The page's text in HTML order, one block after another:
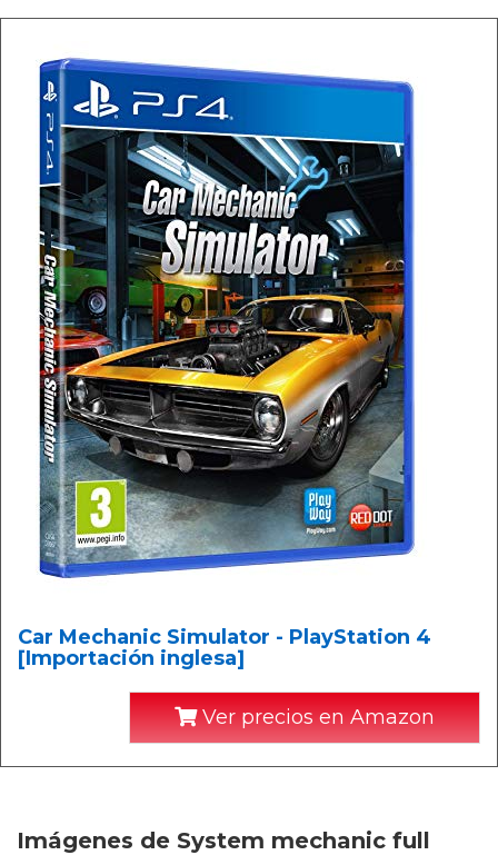
Car Mechanic Simulator - PlayStation 4
[Importación inglesa]
Ver precios en Amazon
Imágenes de System mechanic full